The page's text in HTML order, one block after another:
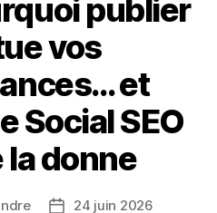
publier
vos
et
Social SEO
donne
Date24 juin 2026